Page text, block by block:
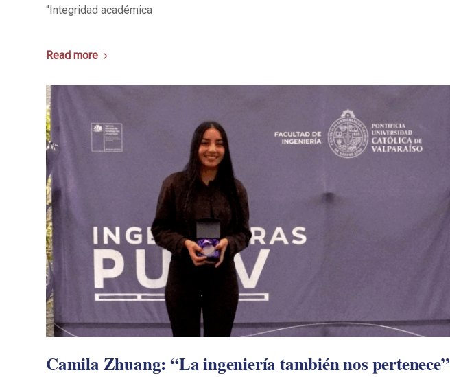
“Integridad académica
Read more
Camila Zhuang: “La ingeniería también nos pertenece”